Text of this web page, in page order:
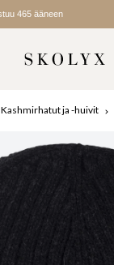
Kashmirhatut ja -huivit